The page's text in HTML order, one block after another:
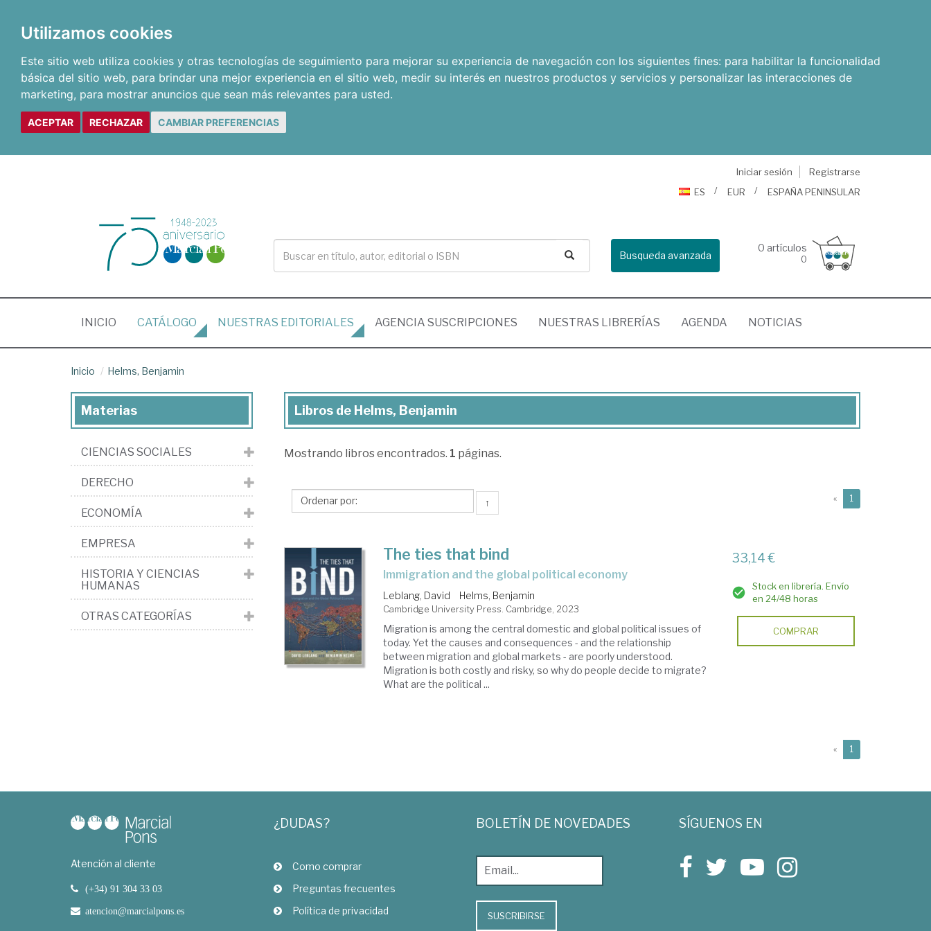
Utilizamos cookies
Este sitio web utiliza cookies y otras tecnologías de seguimiento para mejorar su experiencia de navegación con los siguientes fines: para habilitar la funcionalidad
básica del sitio web, para brindar una mejor experiencia en el sitio web, medir su interés en nuestros productos y servicios y personalizar las interacciones de
marketing, para mostrar anuncios que sean más relevantes para usted.
ACEPTAR RECHAZAR CAMBIAR PREFERENCIAS
Iniciar sesión
Registrarse
ES
EUR ESPAÑA PENINSULAR
Busqueda avanzada
0 artículos
0
INICIO (CURRENT)
CATÁLOGO NUESTRAS EDITORIALES AGENCIA SUSCRIPCIONES NUESTRAS LIBRERÍAS AGENDA NOTICIAS
Inicio Helms, Benjamin
Libros
Helms,
Libros de Helms, Benjamin
Mostrando libros encontrados. 1 páginas.
↑ « 1
The ties that bind
immigration and the global political economy
Leblang, David Helms, Benjamin
Cambridge University Press. Cambridge, 2023
Migration is among the central domestic and global political issues of
today. Yet the causes and consequences - and the relationship
between migration and global markets - are poorly understood.
Migration is both costly and risky, so why do people decide to migrate?
What are the political ...
33,14 €
Stock en librería. Envío
en 24/48 horas
COMPRAR
« 1
Materias
CIENCIAS SOCIALES
DERECHO
ECONOMÍA
EMPRESA
HISTORIA Y CIENCIAS
HUMANAS
OTRAS CATEGORÍAS
Atención al cliente
(+34) 91 304 33 03
atencion@marcialpons.es
¿DUDAS?
Como comprar
Preguntas frecuentes
Política de privacidad
BOLETÍN DE NOVEDADES
SUSCRIBIRSE
SÍGUENOS EN